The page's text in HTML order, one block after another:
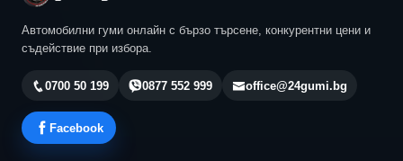
Автомобилни гуми онлайн с бързо търсене, конкурентни цени и
съдействие при избора.
0700 50 199 0877 552 999 office@24gumi.bg
Facebook